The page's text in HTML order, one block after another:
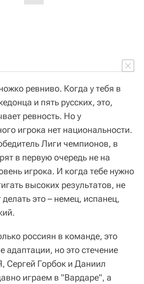
ревниво. Когда у тебя в
и пять русских, это,
ревность. Но у
игрока нет национальности.
Лиги чемпионов, в
в первую очередь не на
игрока. И когда тебе нужно
высоких результатов, не
делать это – немец, испанец,
россиян в команде, это
адаптации, но это стечение
Сергей Горбок и Даниил
играем в "Вардаре", а